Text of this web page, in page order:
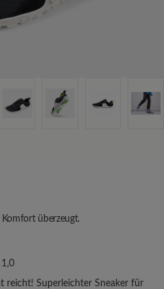
überzeugt.
reicht! Superleichter Sneaker für